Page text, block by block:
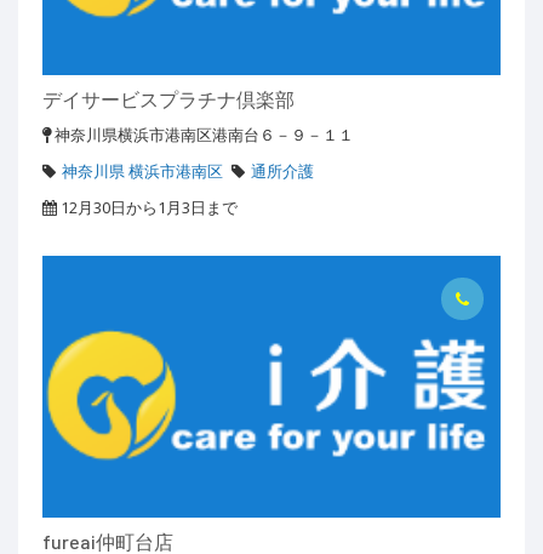
デイサービスプラチナ倶楽部
神奈川県横浜市港南区港南台６－９－１１
神奈川県 横浜市港南区
通所介護
12月30日から1月3日まで
fureai仲町台店